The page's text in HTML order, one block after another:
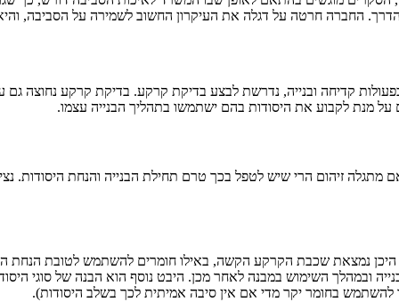
החברה חרטה על דגלה את העיקרון החשוב לשמירה על הסביבה,
קדיחה ובנייה, נדרשת לבצע בדיקת קרקע. בדיקת קרקע נחוצה
על מנת לקבוע את היסודות בהם ישתמשו בתהליך הבנייה עצמו.
מתגלה זיהום הרי שיש לטפל בכך טרם תחילת הבנייה והנחת
היכן נמצאת שכבת הקרקע הקשה, באילו חומרים להשתמש לטובת הנחת
ובמהלך השימוש במבנה לאחר מכן. היבט נוסף הוא הבנה של סוגי
להשתמש בחומר יקר מדי אם אין סיבה אמיתית לכך בשלב היסודות).